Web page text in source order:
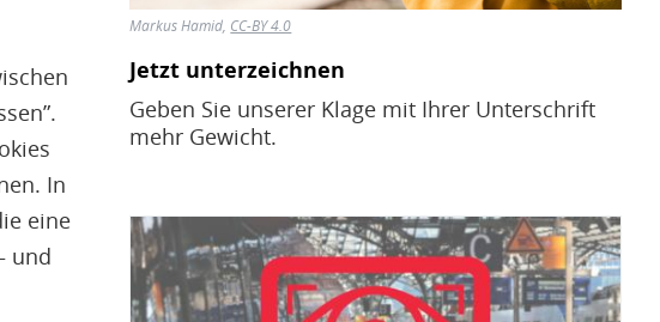
In
eine
und
Jetzt unterzeichnen
Markus Hamid, CC-BY 4.0
Geben Sie unserer Klage mit Ihrer Unterschrift
mehr Gewicht.
Bild